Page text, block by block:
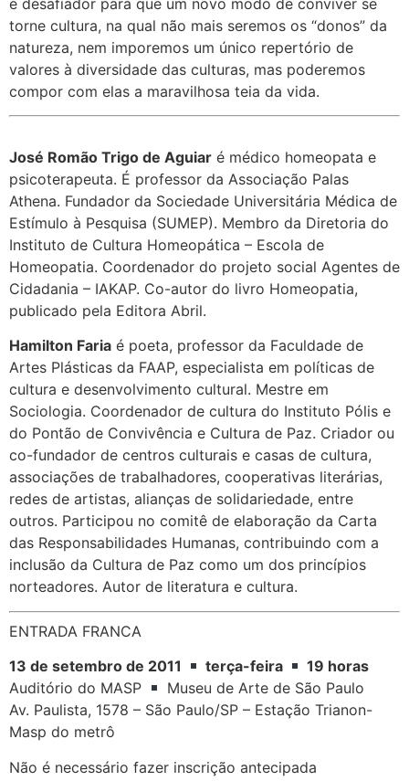
torne cultura, na qual não mais seremos os “donos” da
natureza, nem imporemos um único repertório de
valores à diversidade das culturas, mas poderemos
compor com elas a maravilhosa teia da vida.
José Romão Trigo de Aguiar é médico homeopata e
psicoterapeuta. É professor da Associação Palas
Athena. Fundador da Sociedade Universitária Médica de
Estímulo à Pesquisa (SUMEP). Membro da Diretoria do
Instituto de Cultura Homeopática – Escola de
Homeopatia. Coordenador do projeto social Agentes de
Cidadania – IAKAP. Co-autor do livro Homeopatia,
publicado pela Editora Abril.
Hamilton Faria é poeta, professor da Faculdade de
Artes Plásticas da FAAP, especialista em políticas de
cultura e desenvolvimento cultural. Mestre em
Sociologia. Coordenador de cultura do Instituto Pólis e
do Pontão de Convivência e Cultura de Paz. Criador ou
co-fundador de centros culturais e casas de cultura,
associações de trabalhadores, cooperativas literárias,
redes de artistas, alianças de solidariedade, entre
outros. Participou no comitê de elaboração da Carta
das Responsabilidades Humanas, contribuindo com a
inclusão da Cultura de Paz como um dos princípios
norteadores. Autor de literatura e cultura.
ENTRADA FRANCA
13 de setembro de 2011
terça-feira
19 horas
Auditório do MASP
Museu de Arte de São Paulo
Av. Paulista, 1578 – São Paulo/SP – Estação Trianon-
Masp do metrô
Não é necessário fazer inscrição antecipada